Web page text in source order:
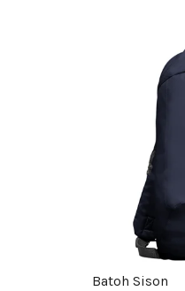
Batoh Sison